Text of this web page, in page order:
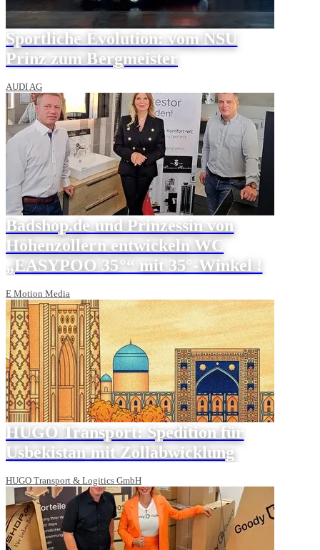
Sportliche Evolution: vom NSU
Prinz zum Bergmeister
AUDI AG
Badshop.de und Prinzessin von
Hohenzollern entwickeln WC
„EASYPOO 35°“ mit 35°-Winkel !
E Motion Media
HUGO Transport: Spedition für
Usbekistan mit Zollabwicklung
HUGO Transport & Logitics GmbH